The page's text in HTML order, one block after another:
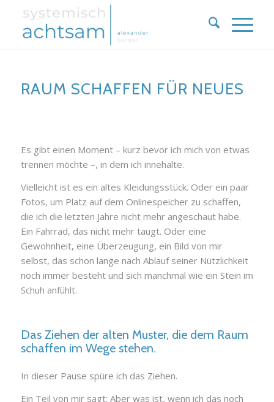
RAUM SCHAFFEN FÜR NEUES
Es gibt einen Moment – kurz bevor ich mich von etwas
trennen möchte –, in dem ich innehalte.
Vielleicht ist es ein altes Kleidungsstück. Oder ein paar
Fotos, um Platz auf dem Onlinespeicher zu schaffen,
die ich die letzten Jahre nicht mehr angeschaut habe.
Ein Fahrrad, das nicht mehr taugt. Oder eine
Gewohnheit, eine Überzeugung, ein Bild von mir
selbst, das schon lange nach Ablauf seiner Nützlichkeit
noch immer besteht und sich manchmal wie ein Stein im
Schuh anfühlt.
Das Ziehen der alten Muster, die dem Raum
schaffen im Wege stehen.
In dieser Pause spüre ich das Ziehen.
Ein Teil von mir sagt: Aber was ist, wenn ich das noch